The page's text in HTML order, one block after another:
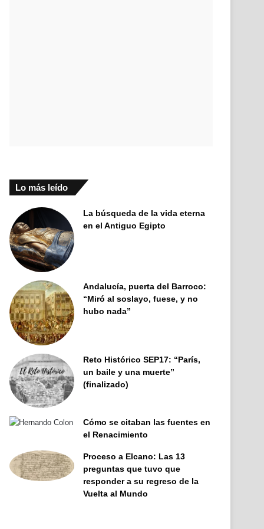
Lo más leído
La búsqueda de la vida eterna
en el Antiguo Egipto
Andalucía, puerta del Barroco:
“Miró al soslayo, fuese, y no
hubo nada”
Reto Histórico SEP17: “París,
un baile y una muerte”
(finalizado)
Cómo se citaban las fuentes en
el Renacimiento
Proceso a Elcano: Las 13
preguntas que tuvo que
responder a su regreso de la
Vuelta al Mundo